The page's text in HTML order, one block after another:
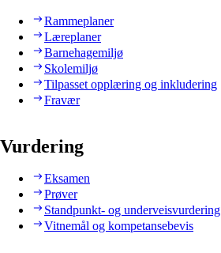
Rammeplaner
Læreplaner
Barnehagemiljø
Skolemiljø
Tilpasset opplæring og inkludering
Fravær
Vurdering
Eksamen
Prøver
Standpunkt- og underveisvurdering
Vitnemål og kompetansebevis